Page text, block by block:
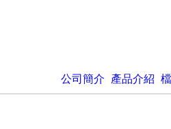
公司簡介 產品介紹